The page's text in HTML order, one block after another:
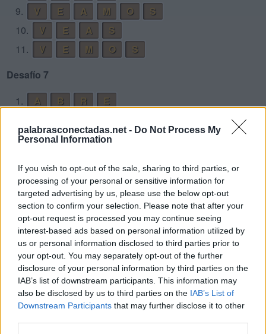
palabrasconectadas.net - Do Not Process My
Personal Information
If you wish to opt-out of the sale, sharing to third parties, or
processing of your personal or sensitive information for
targeted advertising by us, please use the below opt-out
section to confirm your selection. Please note that after your
opt-out request is processed you may continue seeing
interest-based ads based on personal information utilized by
us or personal information disclosed to third parties prior to
your opt-out. You may separately opt-out of the further
disclosure of your personal information by third parties on the
IAB’s list of downstream participants. This information may
also be disclosed by us to third parties on the IAB’s List of
Downstream Participants that may further disclose it to other
9.
V E A M O
S
10.
V E A
S
11.
V E M O
S
Desafío 7
1.
A B R
E
3. A P U R
5. B R E
A
6.
B R E
N
7. B R U N
A
8. B U E
N
9. B U E N
A
10.
E R A
N
11. N U B
E
12.
N U E R
A